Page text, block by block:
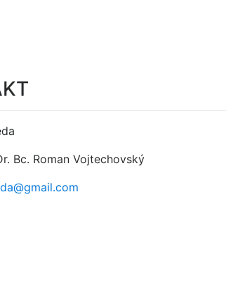
Bc. Roman Vojtechovský